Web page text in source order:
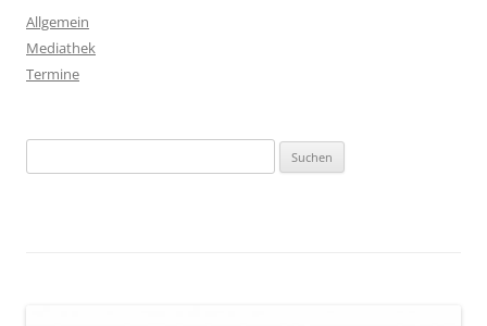
Allgemein
Mediathek
Termine
nach: